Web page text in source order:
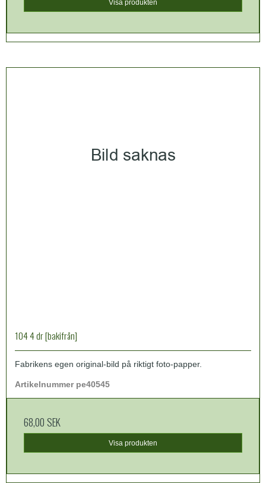
Visa produkten
104 4 dr [bakifrån]
Fabrikens egen original-bild på riktigt foto-papper.
Artikelnummer pe40545
68,00 SEK
Visa produkten